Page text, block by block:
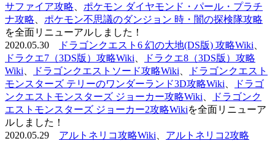
サファイア攻略
ポケモン ダイヤモンド・パール・プラチ
ナ攻略
ポケモン不思議のダンジョン 時・闇の探検隊攻略
を全面リニューアルしました！
2020.05.30
ドラゴンクエスト6 幻の大地(DS版) 攻略Wiki
ドラクエ7（3DS版）攻略Wiki
ドラクエ8（3DS版）攻略
Wiki
ドラゴンクエストソード攻略Wiki
ドラゴンクエスト
モンスターズ テリーのワンダーランド3D攻略Wiki
ドラゴ
ンクエストモンスターズ ジョーカー攻略Wiki
ドラゴンク
エストモンスターズ ジョーカー2攻略Wikiを全面リニューア
ルしました！
2020.05.29 アルトネリコ攻略Wiki
アルトネリコ2攻略